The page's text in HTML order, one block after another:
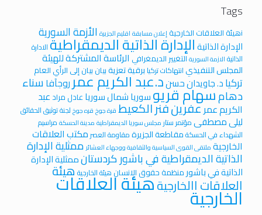
Tags
iهيئة العلاقات الخارجية إعلان مسابقة اقليم الجزيرة الأزمة السورية
الإدارة الذاتيةالإدارة الذاتية الديمقراطيةالادارة
الذاتية الازمة السوريةالتغيير الديمغرافي الرئاسة المشتركة للهيئة
المجلس التنفيذيانتهاكات تركيا برقية تعزيةبيان بيان إلى الرأي العام
تركياد. جاويدان حسند.عبد الكريم عمرروجآفاسناء
دهامسهام قريوسورياشمال سورياعادل مرادعبد
الكريم عمرعفرينفنر الكعيط قرة جوخ قره جوخ لجنة توثيق الحقائق
ليلى مصطفىمؤتمر ستار مجلس سوريا الديمقراطية مدينة الحسكة مراسيم
الشهداء في الحسكةمقاطعة الجزيرةمقاومة العصرمكتب العلاقات
الخارجية ملتقى القوى السياسية والثقافية ووجهاء العشائر ممثلية الإدارة
الذاتية الديمقراطية في باشور كردستانممثلية الإدارة
الذاتية في باشور منظمة حقوق الانسان هيئة الخارجية هيئة
العلاقات االخارجيةهيئة العلاقات الخارجية